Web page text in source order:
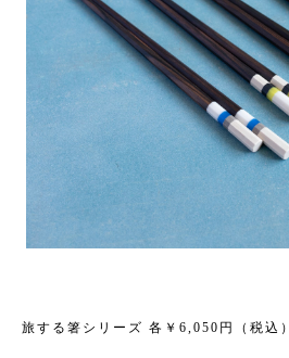
旅する箸シリーズ 各￥6,050円（税込）